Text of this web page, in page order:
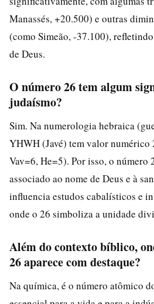
Manassés, +20.500) e outras
(como Simeão, -37.100),
de Deus.
O número 26 tem algum
judaísmo?
Sim. Na numerologia hebraica
YHWH (Javé) tem valor numérico
Vav=6, He=5). Por isso, o número
associado ao nome de Deus e à
influencia estudos cabalísticos e
onde o 26 simboliza a unidade
Além do contexto bíblico,
26 aparece com destaque?
Na química, é o número atômico